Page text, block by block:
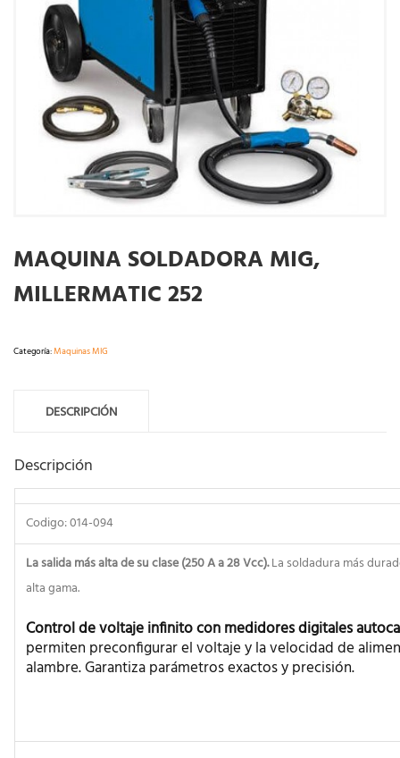
MAQUINA SOLDADORA MIG,
MILLERMATIC 252
Categoría:Maquinas MIG
DESCRIPCIÓN
Descripción
Codigo: 014-094
La salida más alta de su clase (250 A a 28 Vcc).La soldadura más
alta gama.
Control de voltaje infinito con medidores digitales
permiten preconfigurar el voltaje y la velocidad de
alambre. Garantiza parámetros exactos y precisión.